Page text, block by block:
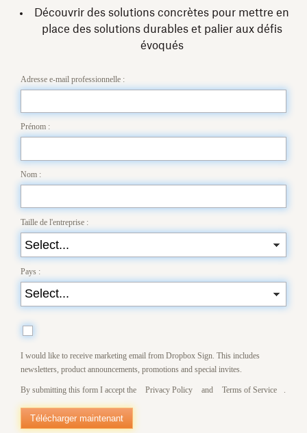
Découvrir des solutions concrètes pour mettre en
place des solutions durables et palier aux défis
évoqués
Adresse e-mail professionnelle :
Prénom :
Nom :
Taille de l'entreprise :
Pays :
I would like to receive marketing email from Dropbox Sign. This includes
newsletters, product announcements, promotions and special invites.
By submitting this form I accept the Privacy Policy and Terms of Service
Télécharger maintenant